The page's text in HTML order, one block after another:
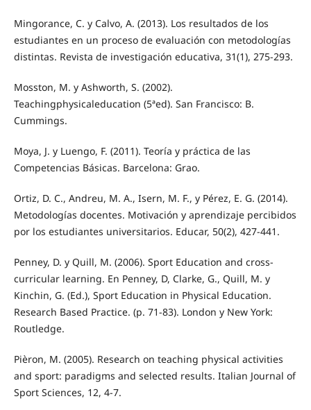
Mingorance, C. y Calvo, A. (2013). Los resultados de los
estudiantes en un proceso de evaluación con metodologías
distintas. Revista de investigación educativa, 31(1), 275-293.
Mosston, M. y Ashworth, S. (2002).
Teachingphysicaleducation (5ªed). San Francisco: B.
Cummings.
Moya, J. y Luengo, F. (2011). Teoría y práctica de las
Competencias Básicas. Barcelona: Grao.
Ortiz, D. C., Andreu, M. A., Isern, M. F., y Pérez, E. G. (2014).
Metodologías docentes. Motivación y aprendizaje percibidos
por los estudiantes universitarios. Educar, 50(2), 427-441.
Penney, D. y Quill, M. (2006). Sport Education and cross-
curricular learning. En Penney, D, Clarke, G., Quill, M. y
Kinchin, G. (Ed.), Sport Education in Physical Education.
Research Based Practice. (p. 71-83). London y New York:
Routledge.
Pièron, M. (2005). Research on teaching physical activities
and sport: paradigms and selected results. Italian Journal of
Sport Sciences, 12, 4-7.